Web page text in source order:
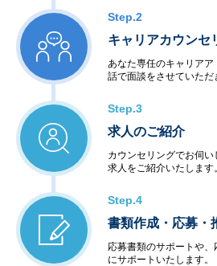
Step.2
キャリアカウンセ
あなた専任のキャリア
話で面談をさせていただ
Step.3
求人のご紹介
カウンセリングでお伺
求人をご紹介いたします。
Step.4
書類作成・応募・
応募書類のサポートや
にサポートいたします。